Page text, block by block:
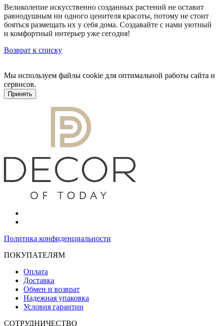
Великолепие искусственно созданных растений не оставит
равнодушным ни одного ценителя красоты, потому не стоит
бояться размещать их у себя дома. Создавайте с нами уютный
и комфортный интерьер уже сегодня!
Возврат к списку
Мы используем файлы cookie для оптимальной работы сайта и
сервисов.
Принять
Политика конфиденциальности
ПОКУПАТЕЛЯМ
Оплата
Доставка
Обмен и возврат
Надежная упаковка
Условия гарантии
СОТРУДНИЧЕСТВО